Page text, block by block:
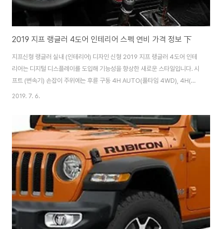
2019 지프 랭글러 4도어 인테리어 스펙 연비 가격 정보 下
지프신형 랭글러 실내 (인테리어) 디자인 신형 2019 지프 랭글러 4도어 인테
리어는 디지털 디스플레이를 도입해 기능성을 향상한 새로운 스타일입니다. 시
프트 (변속기) 손잡이 주위에는 후륜 구동 4H AUTO(풀타임 4WD), 4H(센
터 디퍼런셜 기어(차동 기어) 고정(잠금) 장치), 4L(저속)로 전환할 수 있는 트
위치(루비콘 표준 장비)가 장착되어 빠르게 주행 시스템을 전환할 수 있습니다.
계기판과 가운데 8.4 인치 디스플레이에는 수온 등 차량의 안팎과 좌우 기울기
상황이 알기 쉽게 표시되어 주행 상태를 파악할 수 있습니다. 인포테인먼트 시
스템은 Apple CarPlay와 Android Auto를 지원하므로 스마트폰 연동도 ..
2019. 7. 6.